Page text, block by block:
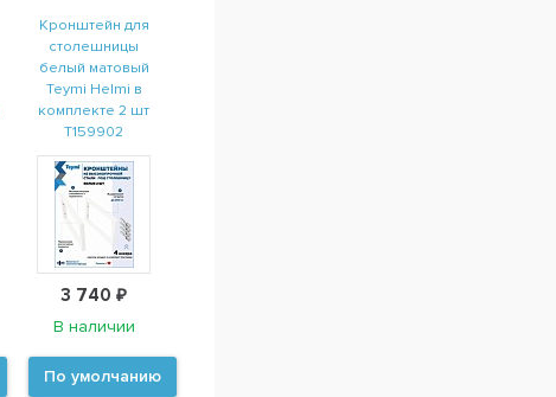
Кронштейн для
столешницы
белый матовый
Teymi Helmi в
комплекте 2 шт
T159902
3 740 ₽
В наличии
По умолчанию